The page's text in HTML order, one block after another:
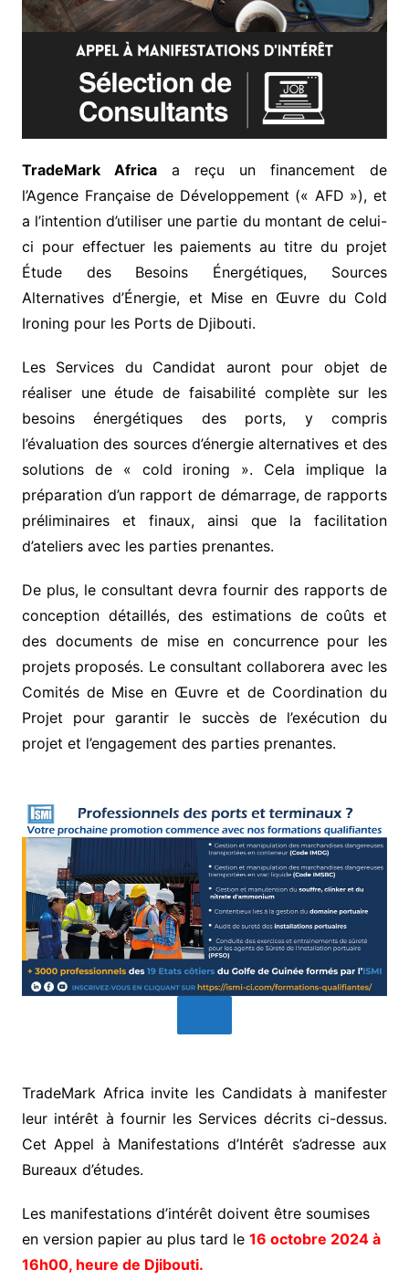
TradeMark Africaa reçu un financement de
l’Agence Française de Développement (« AFD »), et
a l’intention d’utiliser une partie du montant de celui-
ci pour effectuer les paiements au titre du projet
Étude des Besoins Énergétiques, Sources
Alternatives d’Énergie, et Mise en Œuvre du Cold
Ironing pour les Ports de Djibouti.
Les Services du Candidat auront pour objet de
réaliser une étude de faisabilité complète sur les
besoins énergétiques des ports, y compris
l’évaluation des sources d’énergie alternatives et des
solutions de « cold ironing ». Cela implique la
préparation d’un rapport de démarrage, de rapports
préliminaires et finaux, ainsi que la facilitation
d’ateliers avec les parties prenantes.
De plus, le consultant devra fournir des rapports de
conception détaillés, des estimations de coûts et
des documents de mise en concurrence pour les
projets proposés. Le consultant collaborera avec les
Comités de Mise en Œuvre et de Coordination du
Projet pour garantir le succès de l’exécution du
projet et l’engagement des parties prenantes.
TradeMark Africa invite les Candidats à manifester
leur intérêt à fournir les Services décrits ci-dessus.
Cet Appel à Manifestations d’Intérêt s’adresse aux
Bureaux d’études.
Les manifestations d’intérêt doivent être soumises
en version papier au plus tard le 16 octobre 2024 à
16h00, heure de Djibouti.